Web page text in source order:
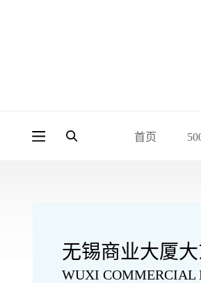
首页
无锡商业大厦
WUXI COMMERCIAL